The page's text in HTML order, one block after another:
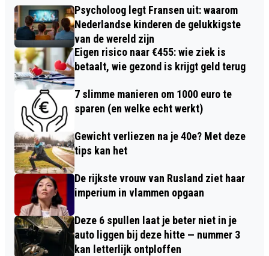
Psycholoog legt Fransen uit: waarom
Nederlandse kinderen de gelukkigste
van de wereld zijn
Eigen risico naar €455: wie ziek is
betaalt, wie gezond is krijgt geld terug
7 slimme manieren om 1000 euro te
sparen (en welke echt werkt)
Gewicht verliezen na je 40e? Met deze
tips kan het
De rijkste vrouw van Rusland ziet haar
imperium in vlammen opgaan
Deze 6 spullen laat je beter niet in je
auto liggen bij deze hitte — nummer 3
kan letterlijk ontploffen